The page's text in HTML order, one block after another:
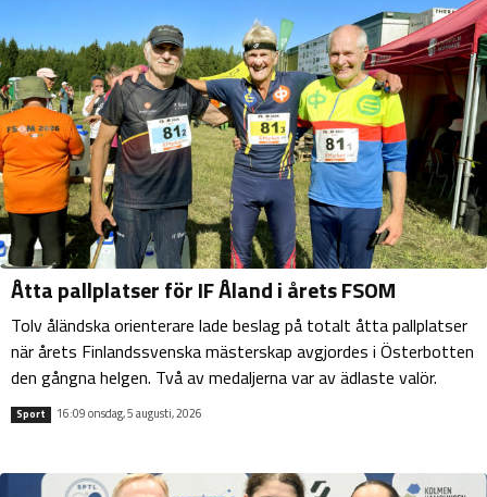
Åtta pallplatser för IF Åland i årets FSOM
Tolv åländska orienterare lade beslag på totalt åtta pallplatser
när årets Finlandssvenska mästerskap avgjordes i Österbotten
den gångna helgen. Två av medaljerna var av ädlaste valör.
Sport 16:09 onsdag, 5 augusti, 2026